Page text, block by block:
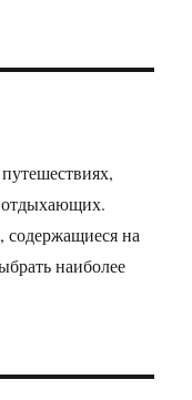
отдыхающих.
содержащиеся на
наиболее